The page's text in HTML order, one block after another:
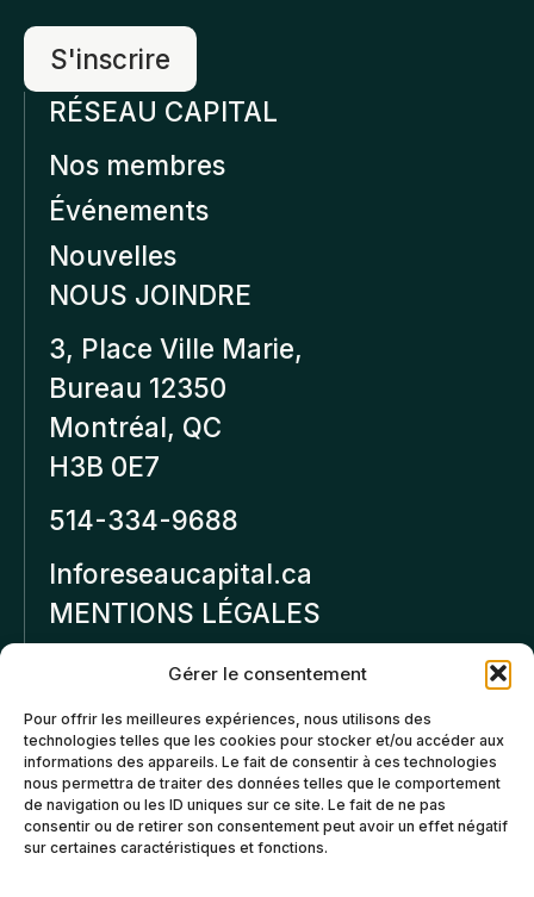
Gérer le consentement
Pour offrir les meilleures expériences, nous utilisons des
technologies telles que les cookies pour stocker et/ou accéder aux
informations des appareils. Le fait de consentir à ces technologies
nous permettra de traiter des données telles que le comportement
de navigation ou les ID uniques sur ce site. Le fait de ne pas
consentir ou de retirer son consentement peut avoir un effet négatif
sur certaines caractéristiques et fonctions.
RÉSEAU CAPITAL
Nos membres
Événements
Nouvelles
NOUS JOINDRE
3, Place Ville Marie,
Bureau 12350
Montréal, QC
H3B 0E7
514-334-9688
Inforeseaucapital.ca
MENTIONS LÉGALES
Politique de
confidentialité
Politiques d’annulation et
de remboursement
Politique de cookies (CA)